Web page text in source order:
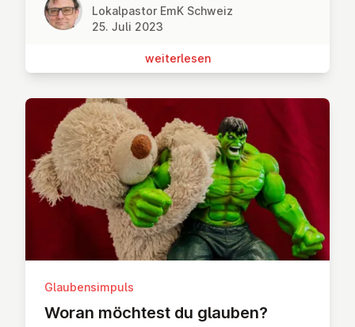
Lokalpastor EmK Schweiz
25. Juli 2023
wei­ter­le­sen
Glaubensimpuls
Woran möchtest du glauben?